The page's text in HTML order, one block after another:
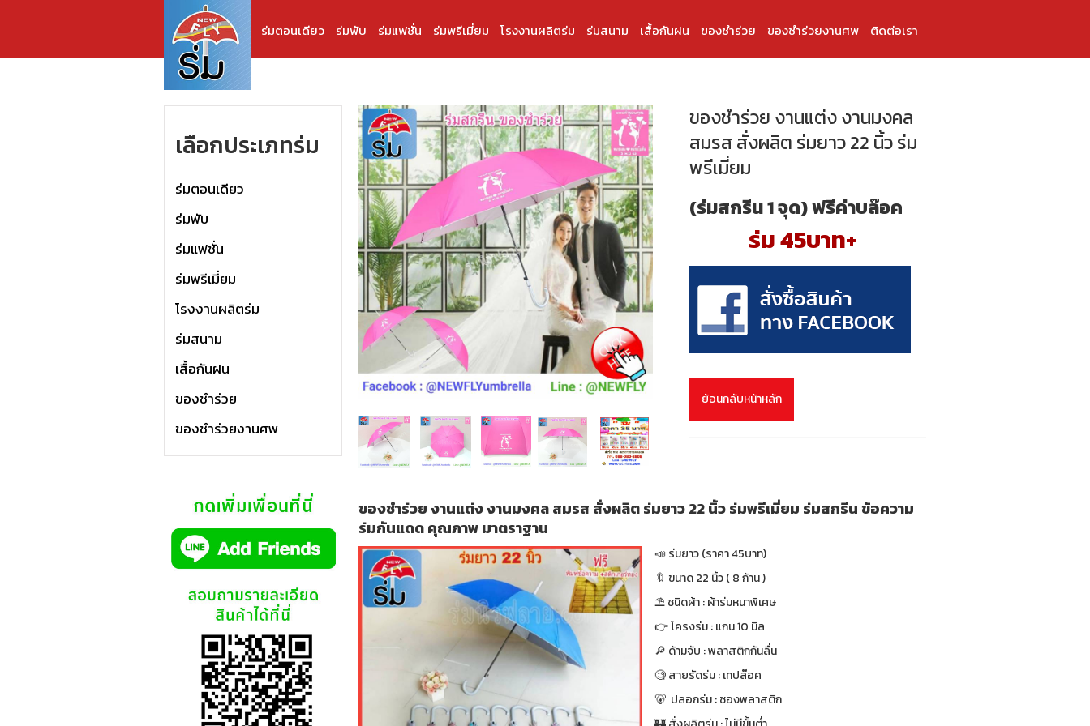
ร่มตอนเดียว ร่มพับ ร่มแฟชั่น ร่มพรีเมี่ยม โรงงานผลิตร่ม ร่มสนาม เสื้อกันฝน ของชำร่วย ของชำร่วยงานศพ ติดต่อเรา
เลือกประเภทร่ม
ร่มตอนเดียว
ร่มพับ
ร่มแฟชั่น
ร่มพรีเมี่ยม
โรงงานผลิตร่ม
ร่มสนาม
เสื้อกันฝน
ของชำร่วย
ของชำร่วยงานศพ
ของชำร่วย งานแต่ง งานมงคล
สมรส สั่งผลิต ร่มยาว 22 นิ้ว ร่ม
พรีเมี่ยม
(ร่มสกรีน 1 จุด) ฟรีค่าบล๊อค
ร่ม 45บาท+
ย้อนกลับหน้าหลัก
ของชำร่วย งานแต่ง งานมงคล สมรส สั่งผลิต ร่มยาว 22 นิ้ว ร่มพรีเมี่ยม ร่มสกรีน ข้อความ
ร่มกันแดด คุณภาพ มาตราฐาน
📣 ร่มยาว (ราคา 45บาท)
🔖 ขนาด 22 นิ้ว ( 8 ก้าน )
⛱ ชนิดผ้า : ผ้าร่มหนาพิเศษ
👉 โครงร่ม : แกน 10 มิล
🔎 ด้ามจับ : พลาสติกกันลื่น
🧐 สายรัดร่ม : เทปล๊อค
🐻 ปลอกร่ม : ซองพลาสติก